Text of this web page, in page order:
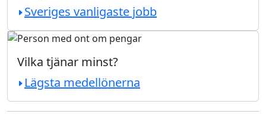
Sveriges vanligaste jobb
Vilka tjänar minst?
Lägsta medellönerna